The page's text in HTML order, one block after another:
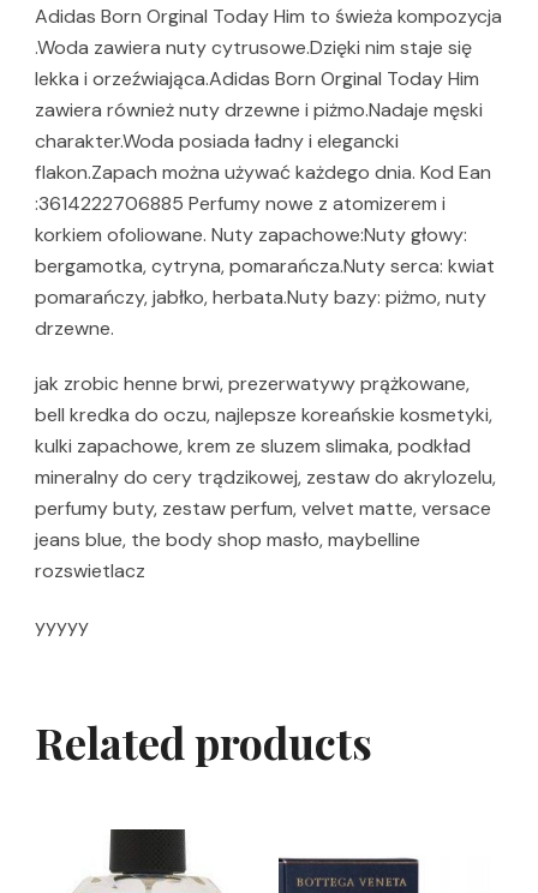
Adidas Born Orginal Today Him to świeża kompozycja
.Woda zawiera nuty cytrusowe.Dzięki nim staje się
lekka i orzeźwiająca.Adidas Born Orginal Today Him
zawiera również nuty drzewne i piżmo.Nadaje męski
charakter.Woda posiada ładny i elegancki
flakon.Zapach można używać każdego dnia. Kod Ean
:3614222706885 Perfumy nowe z atomizerem i
korkiem ofoliowane. Nuty zapachowe:Nuty głowy:
bergamotka, cytryna, pomarańcza.Nuty serca: kwiat
pomarańczy, jabłko, herbata.Nuty bazy: piżmo, nuty
drzewne.
jak zrobic henne brwi, prezerwatywy prążkowane,
bell kredka do oczu, najlepsze koreańskie kosmetyki,
kulki zapachowe, krem ze sluzem slimaka, podkład
mineralny do cery trądzikowej, zestaw do akrylozelu,
perfumy buty, zestaw perfum, velvet matte, versace
jeans blue, the body shop masło, maybelline
rozswietlacz
yyyyy
Related products